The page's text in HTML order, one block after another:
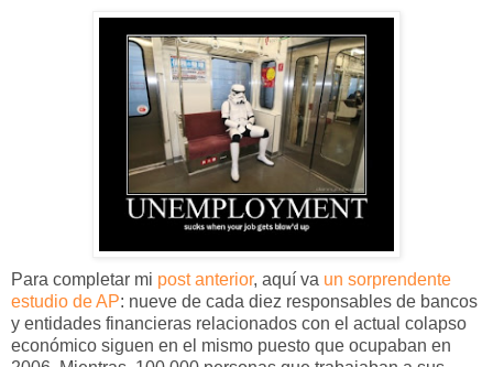
Para completar mi post anterior, aquí va un sorprendente
estudio de AP: nueve de cada diez responsables de bancos
y entidades financieras relacionados con el actual colapso
económico siguen en el mismo puesto que ocupaban en